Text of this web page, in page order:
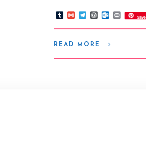
TumblrGmailTelegram
WordPress
PrintSave
READ MORE